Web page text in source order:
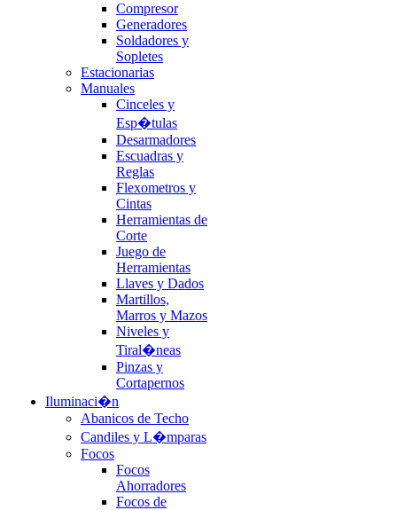
Compresor
Generadores
Soldadores y
Sopletes
Estacionarias
Manuales
Cinceles y
Esp�tulas
Desarmadores
Escuadras y
Reglas
Flexometros y
Cintas
Herramientas de
Corte
Juego de
Herramientas
Llaves y Dados
Martillos,
Marros y Mazos
Niveles y
Tiral�neas
Pinzas y
Cortapernos
Iluminaci�n
Abanicos de Techo
Candiles y L�mparas
Focos
Focos
Ahorradores
Focos de